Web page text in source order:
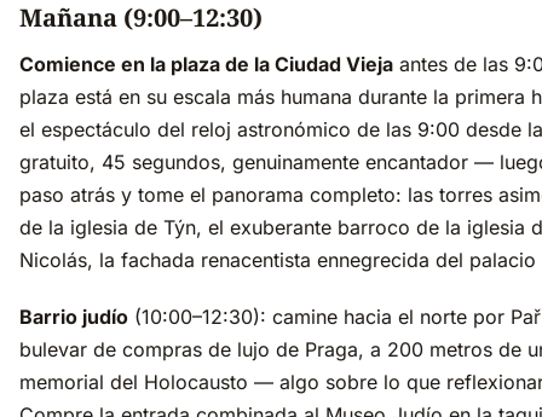
Mañana (9:00–12:30)
Comience en la plaza de la Ciudad Vieja antes de las
plaza está en su escala más humana durante la primera
el espectáculo del reloj astronómico de las 9:00 desde
gratuito, 45 segundos, genuinamente encantador —
paso atrás y tome el panorama completo: las torres
de la iglesia de Týn, el exuberante barroco de la iglesia
Nicolás, la fachada renacentista ennegrecida del palacio
Barrio judío (10:00–12:30): camine hacia el norte por
bulevar de compras de lujo de Praga, a 200 metros de
memorial del Holocausto — algo sobre lo que